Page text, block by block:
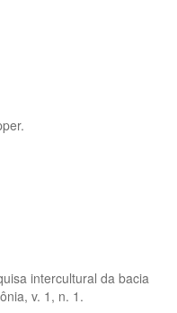
intercultural da bacia
v. 1, n. 1.